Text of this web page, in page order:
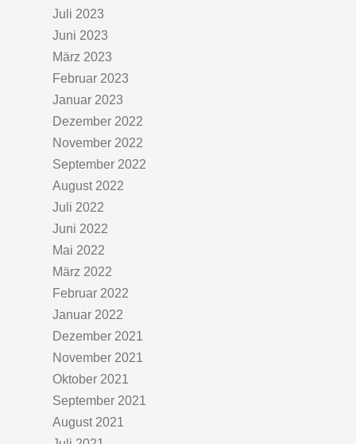
Juli 2023
Juni 2023
März 2023
Februar 2023
Januar 2023
Dezember 2022
November 2022
September 2022
August 2022
Juli 2022
Juni 2022
Mai 2022
März 2022
Februar 2022
Januar 2022
Dezember 2021
November 2021
Oktober 2021
September 2021
August 2021